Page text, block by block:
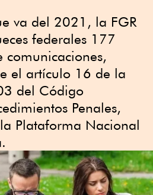
va del 2021, la FGR
federales 177
comunicaciones,
el artículo 16 de la
del Código
Penales,
Plataforma Nacional